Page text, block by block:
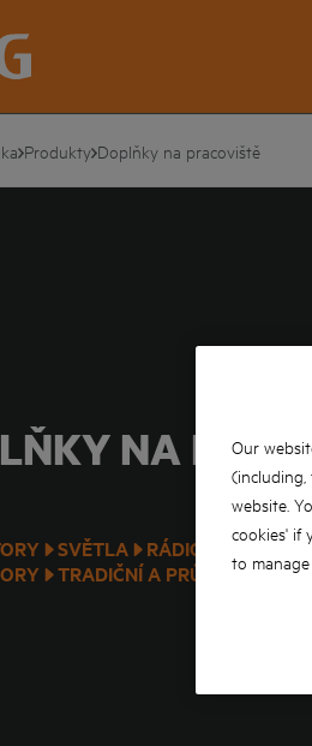
Produkty Doplňky na pracoviště
NA
SVĚTLA RÁDIO NA
TRADIČNÍ A PRŮMYSLOVÉ
Our
website.
cookies' if
to